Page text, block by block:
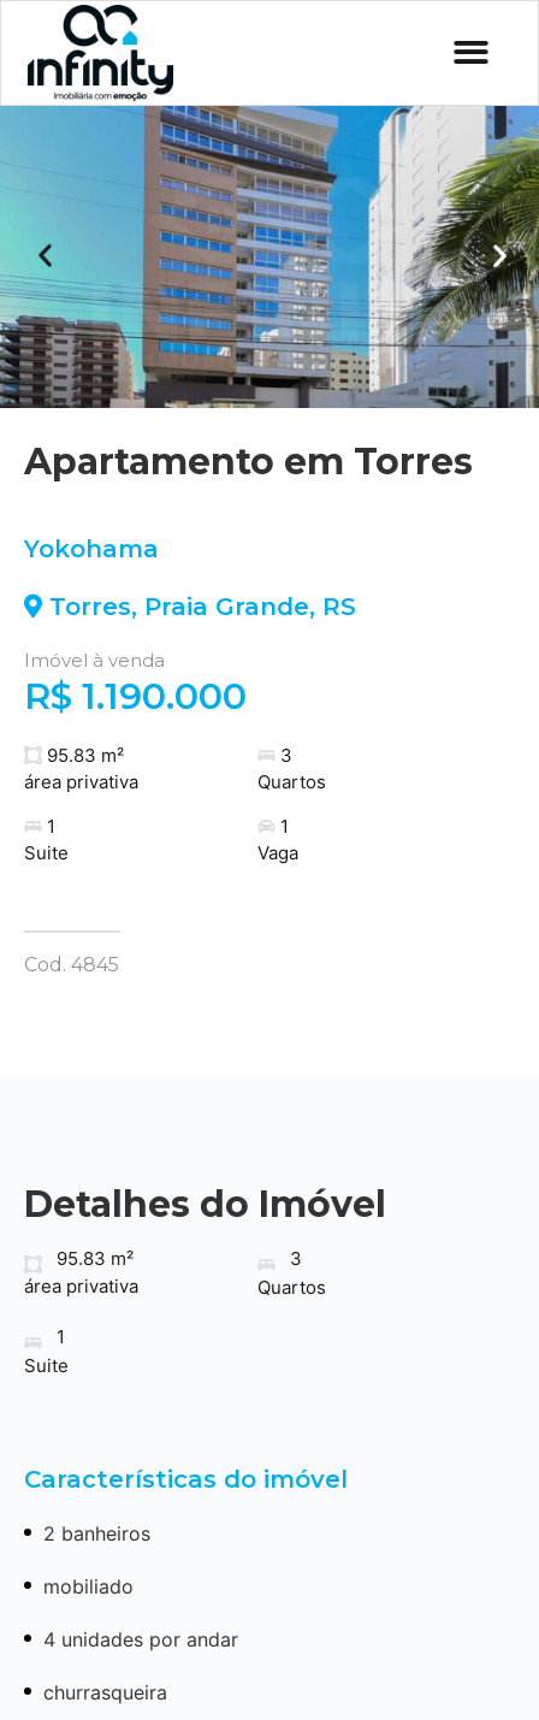
Apartamento em Torres
Yokohama
Torres, Praia Grande, RS
Imóvel à venda
R$ 1.190.000
95.83 m²
área privativa
3
Quartos
1
Suite
1
Vaga
Cod. 4845
Detalhes do Imóvel
95.83 m²
área privativa
3
Quartos
1
Suite
Características do imóvel
2 banheiros
mobiliado
4 unidades por andar
churrasqueira